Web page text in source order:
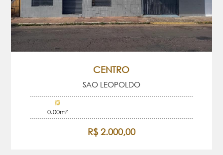
CENTRO
SAO LEOPOLDO
0.00m²
R$ 2.000,00